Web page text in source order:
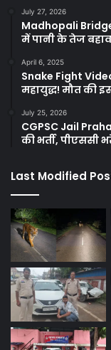
July 27, 2026
Madhopali
में पानी के तेज बहाव
April 6, 2025
Snake Fight
महायुद्ध! मौत की
July 25, 2026
CGPSC Jail
की भर्ती, पीएससी
Last Modified